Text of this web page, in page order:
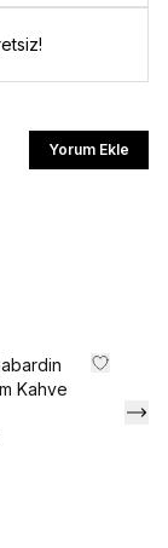
Yorum Ekle
Kahve
ve
edersiniz ve